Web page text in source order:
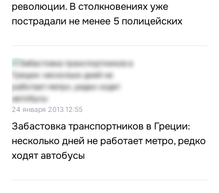
революции. В столкновениях уже
пострадали не менее 5 полицейских
24 января 2013 12:55
Забастовка транспортников в Греции:
несколько дней не работает метро, редко
ходят автобусы